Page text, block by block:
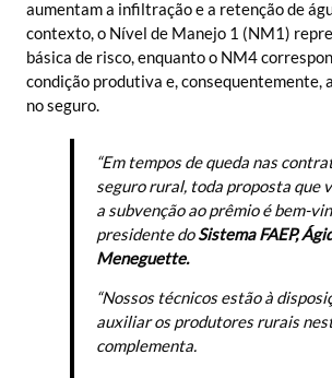
aumentam a infiltração e a retenção de
contexto, o Nível de Manejo 1 (NM1)
básica de risco, enquanto o NM4
condição produtiva e, consequentemente,
no seguro.
“Em tempos de queda nas
seguro rural, toda proposta que
a subvenção ao prêmio é bem-
presidente doSistema FAEP,
Meneguette.
“Nossos técnicos estão à
auxiliar os produtores rurais
complementa.